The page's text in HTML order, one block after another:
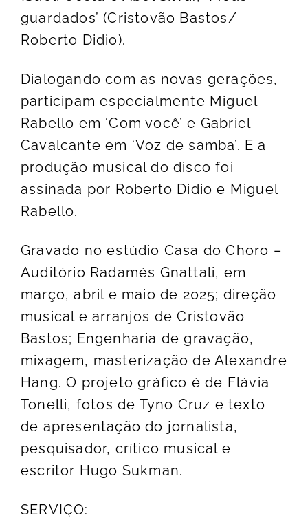
guardados’ (Cristovão Bastos/
Roberto Didio).
Dialogando com as novas gerações,
participam especialmente Miguel
Rabello em ‘Com você’ e Gabriel
Cavalcante em ‘Voz de samba’. E a
produção musical do disco foi
assinada por Roberto Didio e Miguel
Rabello.
Gravado no estúdio Casa do Choro –
Auditório Radamés Gnattali, em
março, abril e maio de 2025; direção
musical e arranjos de Cristovão
Bastos; Engenharia de gravação,
mixagem, masterização de Alexandre
Hang. O projeto gráfico é de Flávia
Tonelli, fotos de Tyno Cruz e texto
de apresentação do jornalista,
pesquisador, crítico musical e
escritor Hugo Sukman.
SERVIÇO: